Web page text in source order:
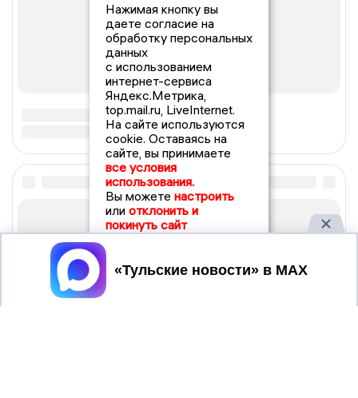
Нажимая кнопку вы
даете согласие на
обработку персональных
данных
с использованием
интернет-сервиса
Яндекс.Метрика,
top.mail.ru, LiveInternet.
На сайте используются
cookie. Оставаясь на
сайте, вы принимаете
все условия
использования.
Вы можете настроить
или отклонить и
покинуть сайт
Принять